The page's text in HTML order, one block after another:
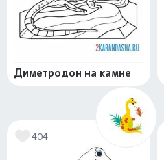
Диметродон на камне
404